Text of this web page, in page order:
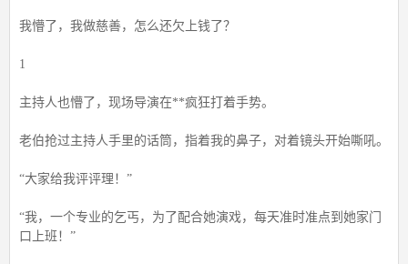
我懵了，我做慈善，怎么还欠上钱了？
1
主持人也懵了，现场导演在**疯狂打着手势。
老伯抢过主持人手里的话筒，指着我的鼻子，对着镜头开始嘶吼。
“大家给我评评理！”
“我，一个专业的乞丐，为了配合她演戏，每天准时准点到她家门
口上班！”